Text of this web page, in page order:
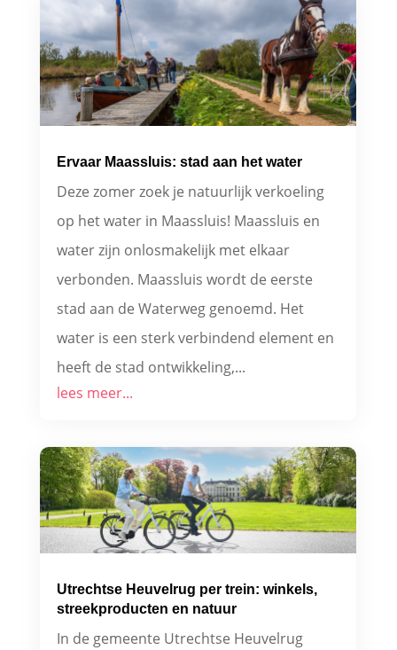
Ervaar Maassluis: stad aan het water
Deze zomer zoek je natuurlijk verkoeling
op het water in Maassluis! Maassluis en
water zijn onlosmakelijk met elkaar
verbonden. Maassluis wordt de eerste
stad aan de Waterweg genoemd. Het
water is een sterk verbindend element en
heeft de stad ontwikkeling,...
lees meer...
Utrechtse Heuvelrug per trein: winkels,
streekproducten en natuur
In de gemeente Utrechtse Heuvelrug